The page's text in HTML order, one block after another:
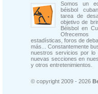
Somos un
béisbol
tarea de
objetivo de
Béisbol en
Ofrecemos
estadísticas, foros de
más... Constantemente
nuestros servicios por lo
nuevas secciones en
y otros entretenimientos.
© copyright 2009 - 2026